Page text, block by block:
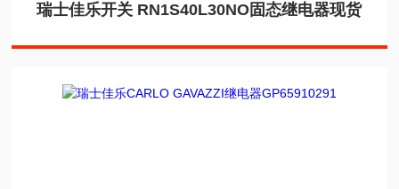
瑞士佳乐开关 RN1S40L30NO固态继电器现货